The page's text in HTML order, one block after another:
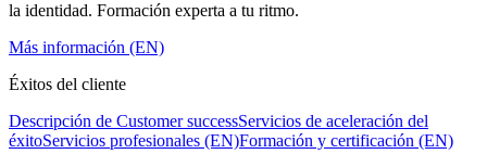
la identidad. Formación experta a tu ritmo.
Más información (EN)
Éxitos del cliente
Descripción de Customer successServicios de aceleración del
éxitoServicios profesionales (EN)Formación y certificación (EN)